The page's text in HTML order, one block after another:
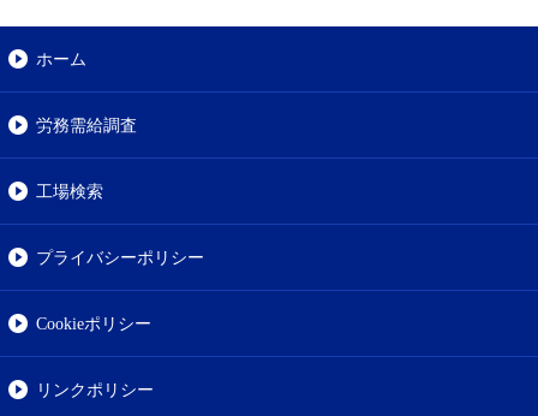
ホーム
労務需給調査
工場検索
プライバシーポリシー
Cookieポリシー
リンクポリシー